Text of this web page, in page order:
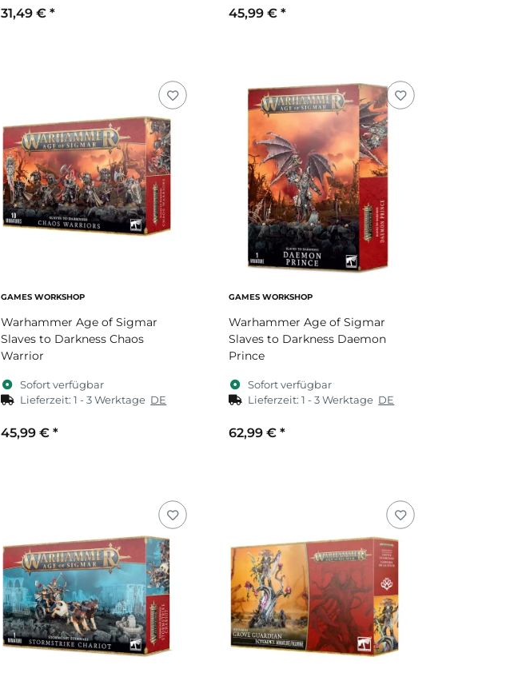
31,49 € * 45,99 € *
GAMES WORKSHOP
Warhammer Age of Sigmar
Slaves to Darkness Chaos
Warrior
Sofort verfügbar
Lieferzeit:1 - 3 Werktage DE
45,99 € *
GAMES WORKSHOP
Warhammer Age of Sigmar
Slaves to Darkness Daemon
Prince
Sofort verfügbar
Lieferzeit:1 - 3 Werktage DE
62,99 € *